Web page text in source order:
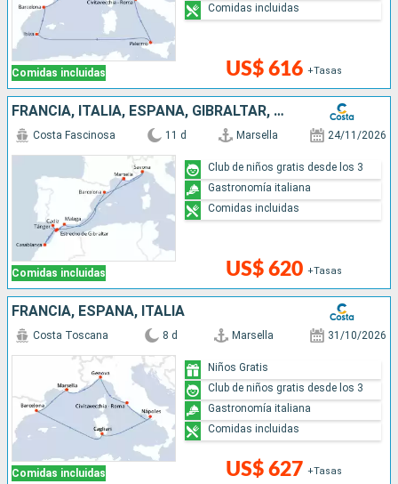
Comidas incluidas US$ 616 +Tasas
Comidas incluidas
FRANCIA, ITALIA, ESPAÑA, GIBRALTAR, MARRUECOS
Comidas incluidas
Costa Fascinosa 11 d Marsella 24/11/2026
US$ 620 +Tasas
Club de niños gratis desde los 3
Gastronomía italiana
Comidas incluidas
FRANCIA, ESPAÑA, ITALIA
Comidas incluidas
Costa Toscana 8 d Marsella 31/10/2026
US$ 627 +Tasas
Niños Gratis
Club de niños gratis desde los 3
Gastronomía italiana
Comidas incluidas